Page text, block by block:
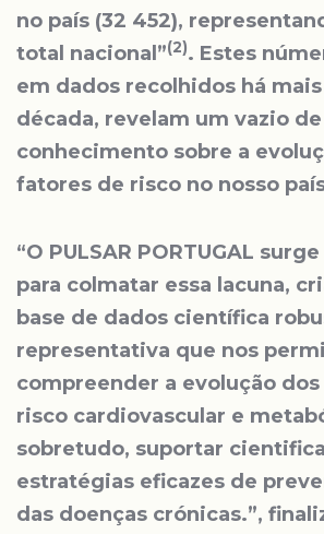
no país (32 452),
total nacional”(2). Estes
em dados recolhidos há
década, revelam um vazio de
conhecimento sobre a
fatores de risco no nosso
“O PULSAR PORTUGAL
para colmatar essa lacuna,
base de dados científica
representativa que nos
compreender a evolução
risco cardiovascular e
sobretudo, suportar
estratégias eficazes de
das doenças crónicas.”,